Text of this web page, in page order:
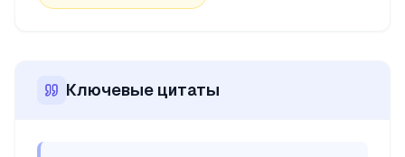
Ключевые цитаты